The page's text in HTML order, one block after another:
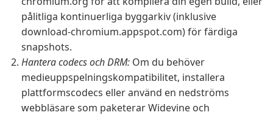
pålitliga kontinuerliga byggarkiv (inklusive
download-chromium.appspot.com) för färdiga
snapshots.
Hantera codecs och DRM: Om du behöver
medieuppspelningskompatibilitet, installera
plattformscodecs eller använd en nedströms
webbläsare som paketerar Widevine och